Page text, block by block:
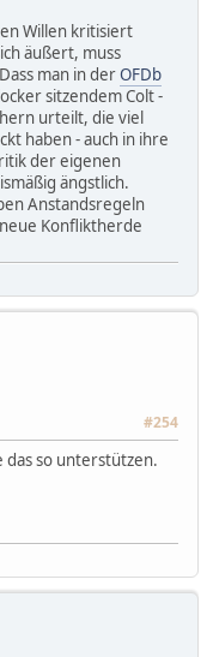
Willen kritisiert
äußert, muss
man in derOFDb
sitzendem Colt -
urteilt, die viel
haben - auch in ihre
der eigenen
ängstlich.
Anstandsregeln
Konfliktherde
#254
das so unterstützen.